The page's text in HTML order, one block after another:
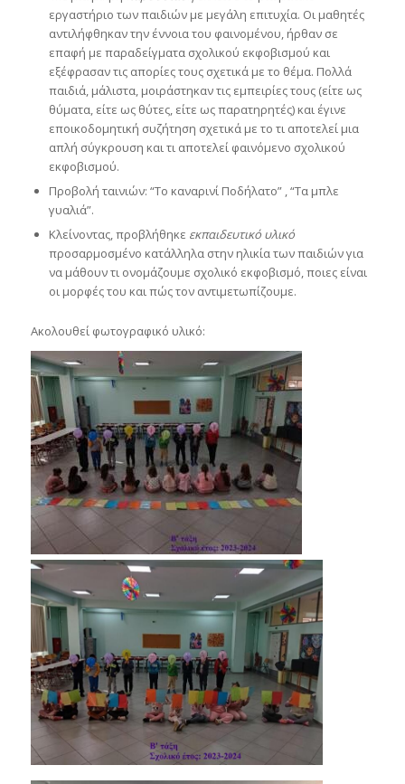
εργαστήριο των παιδιών με μεγάλη επιτυχία. Οι μαθητές
αντιλήφθηκαν την έννοια του φαινομένου, ήρθαν σε
επαφή με παραδείγματα σχολικού εκφοβισμού και
εξέφρασαν τις απορίες τους σχετικά με το θέμα. Πολλά
παιδιά, μάλιστα, μοιράστηκαν τις εμπειρίες τους (είτε ως
θύματα, είτε ως θύτες, είτε ως παρατηρητές) και έγινε
εποικοδομητική συζήτηση σχετικά με το τι αποτελεί μια
απλή σύγκρουση και τι αποτελεί φαινόμενο σχολικού
εκφοβισμού.
Προβολή ταινιών: “Το καναρινί Ποδήλατο” , “Τα μπλε
γυαλιά”.
Κλείνοντας, προβλήθηκε εκπαιδευτικό υλικό
προσαρμοσμένο κατάλληλα στην ηλικία των παιδιών για
να μάθουν τι ονομάζουμε σχολικό εκφοβισμό, ποιες είναι
οι μορφές του και πώς τον αντιμετωπίζουμε.
Ακολουθεί φωτογραφικό υλικό: